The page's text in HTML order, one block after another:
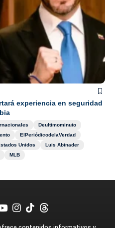
experiencia en seguridad
Deultimominuto
ElPeriódicodelaVerdad
Unidos
Luis Abinader
MLB